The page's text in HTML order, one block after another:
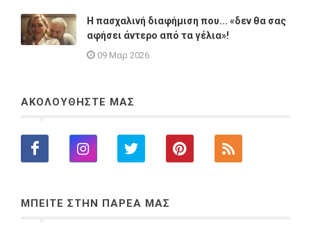
Η πασχαλινή διαφήμιση που... «δεν θα σας
αφήσει άντερο από τα γέλια»!
09 Μαρ 2026
ΑΚΟΛΟΥΘΗΣΤΕ ΜΑΣ
ΜΠΕΙΤΕ ΣΤΗΝ ΠΑΡΕΑ ΜΑΣ